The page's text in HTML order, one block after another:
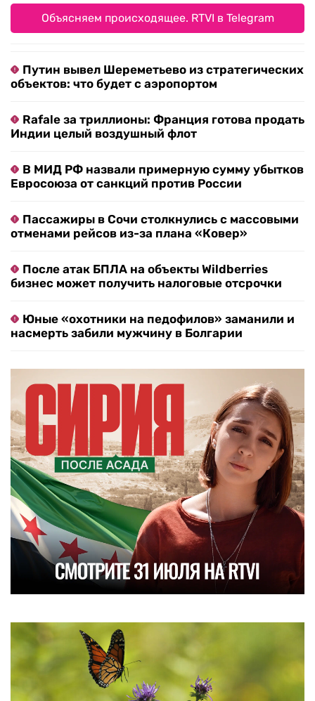
Объясняем происходящее. RTVI в Telegram
Путин вывел Шереметьево из стратегических
объектов: что будет с аэропортом
Rafale за триллионы: Франция готова продать
Индии целый воздушный флот
В МИД РФ назвали примерную сумму убытков
Евросоюза от санкций против России
Пассажиры в Сочи столкнулись с массовыми
отменами рейсов из-за плана «Ковер»
После атак БПЛА на объекты Wildberries
бизнес может получить налоговые отсрочки
Юные «охотники на педофилов» заманили и
насмерть забили мужчину в Болгарии